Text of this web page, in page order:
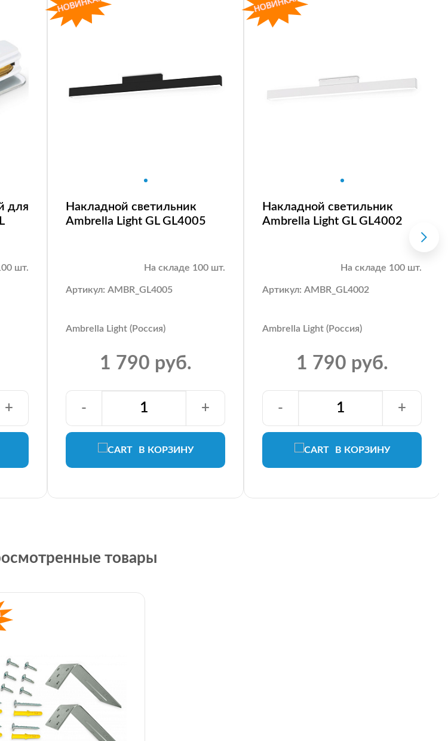
для
шт.
+
Накладной светильник
Ambrella Light GL GL4005
На складе 100 шт.
Артикул: AMBR_GL4005
Ambrella Light (Россия)
1 790 руб.
В КОРЗИНУ
- +
Накладной светильник
Ambrella Light GL GL4002
На складе 100 шт.
Артикул: AMBR_GL4002
Ambrella Light (Россия)
1 790 руб.
В КОРЗИНУ
- +
товары